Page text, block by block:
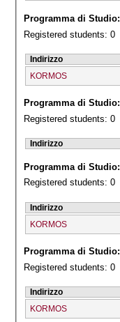
Programma di Studio:
Registered students: 0
Indirizzo
KORMOS
Programma di Studio:
Registered students: 0
Indirizzo
Programma di Studio:
Registered students: 0
Indirizzo
KORMOS
Programma di Studio:
Registered students: 0
Indirizzo
KORMOS